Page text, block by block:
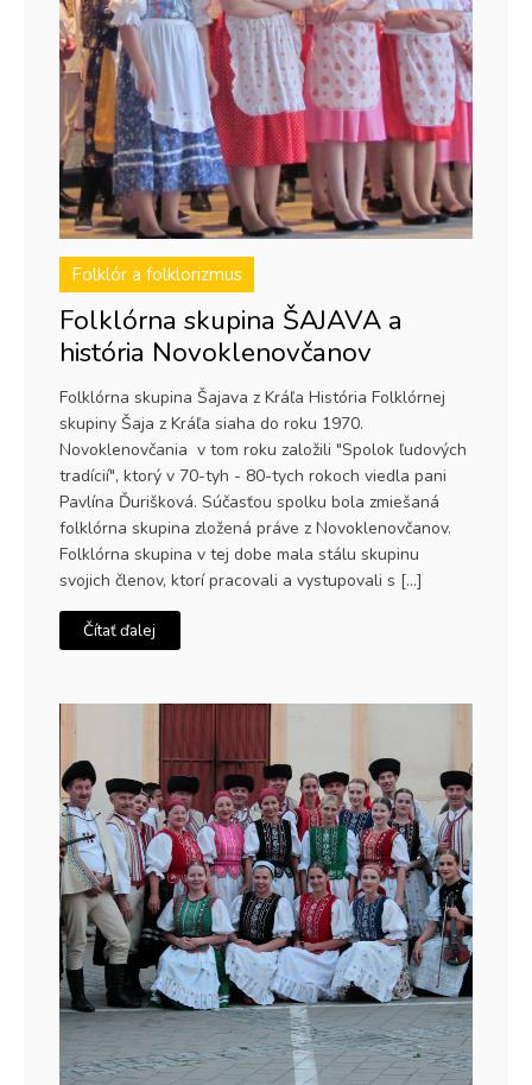
Folklór a folklorizmus
Folklórna skupina ŠAJAVA a
história Novoklenovčanov
Folklórna skupina Šajava z Kráľa História Folklórnej
skupiny Šaja z Kráľa siaha do roku 1970.
Novoklenovčania v tom roku založili "Spolok ľudových
tradícií", ktorý v 70-tyh - 80-tych rokoch viedla pani
Pavlína Ďurišková. Súčasťou spolku bola zmiešaná
folklórna skupina zložená práve z Novoklenovčanov.
Folklórna skupina v tej dobe mala stálu skupinu
svojich členov, ktorí pracovali a vystupovali s […]
Čítať ďalej